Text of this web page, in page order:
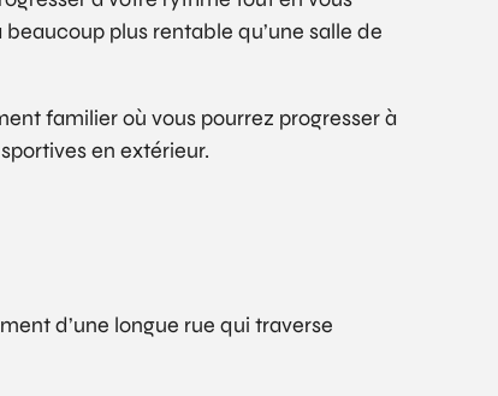
plus rentable qu’une salle de
familier où vous pourrez progresser à
en extérieur.
d’une longue rue qui traverse